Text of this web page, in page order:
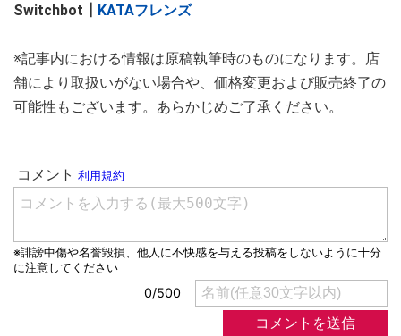
Switchbot┃ KATAフレンズ
※記事内における情報は原稿執筆時のものになります。店
舗により取扱いがない場合や、価格変更および販売終了の
可能性もございます。あらかじめご了承ください。